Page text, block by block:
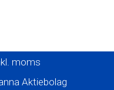
moms
Aktiebolag